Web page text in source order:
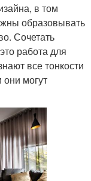
в том
образовывать
Сочетать
работа для
все тонкости
могут